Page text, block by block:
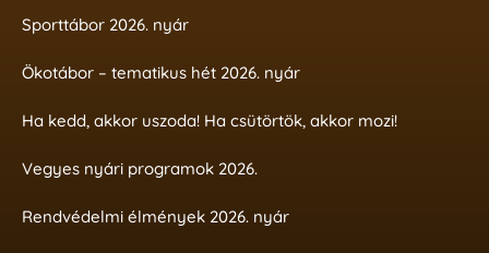
Sporttábor 2026. nyár
Ökotábor – tematikus hét 2026. nyár
Ha kedd, akkor uszoda! Ha csütörtök, akkor mozi!
Vegyes nyári programok 2026.
Rendvédelmi élmények 2026. nyár